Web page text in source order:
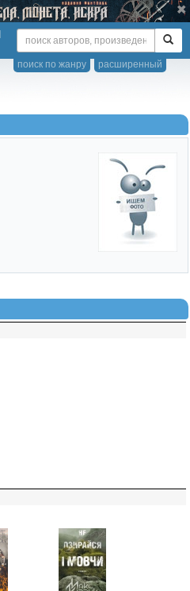
расширенный
поиск по жанру